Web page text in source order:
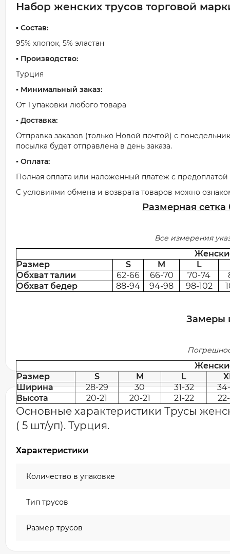
Набор женских трусов торговой
▪️ Состав:
95% хлопок, 5% эластан
▪️ Производство:
Турция
▪️ Минимальный заказ:
От 1 упаковки любого товара
▪️ Доставка:
Отправка заказов (только Новой почтой) с
посылка будет отправлена в день заказа.
▪️ Оплата:
Полная оплата или наложенный платеж с предоплатой
С условиями обмена и возврата товаров можно
Размерная
Все измерения
Размер
S M
L
Обхват талии
62-66 66-70 70-74
Обхват бедер
88-94 94-98 98-102
Замеры
Размер
S M L
Ширина
28-29 30 31-32
Высота
20-21 20-21 21-22
Основные характеристики Трусы
( 5 шт/уп). Турция.
Характеристики
Количество в упаковке
Тип трусов
Размер трусов